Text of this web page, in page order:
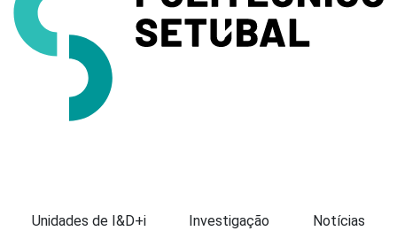
Apresentação
Unidades de I&D+i Investigação
Notícias